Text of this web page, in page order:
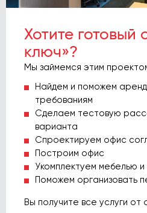
Хотите готовый
ключ»?
Мы займемся этим
Найдем и поможем
требованиям
Сделаем тестовую
варианта
Спроектируем офис
Построим офис
Укомплектуем мебелью и
Поможем организовать
Вы получите все услуги от